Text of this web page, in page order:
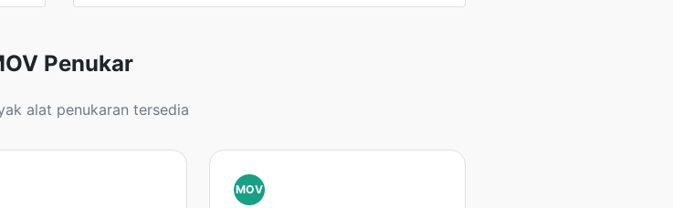
Penukar
alat penukaran tersedia
MOV